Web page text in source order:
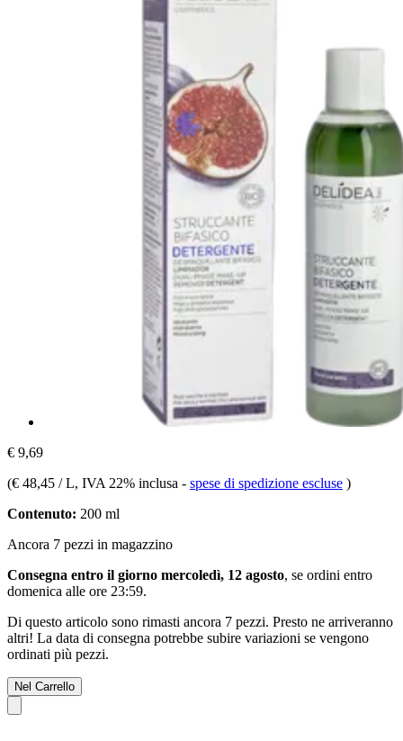
€ 9,69
(€ 48,45 / L, IVA 22% inclusa - spese di spedizione escluse )
Contenuto: 200 ml
Ancora 7 pezzi in magazzino
Consegna entro il giorno mercoledì, 12 agosto, se ordini entro
domenica alle ore 23:59.
Di questo articolo sono rimasti ancora 7 pezzi. Presto ne arriveranno
altri! La data di consegna potrebbe subire variazioni se vengono
ordinati più pezzi.
Nel Carrello